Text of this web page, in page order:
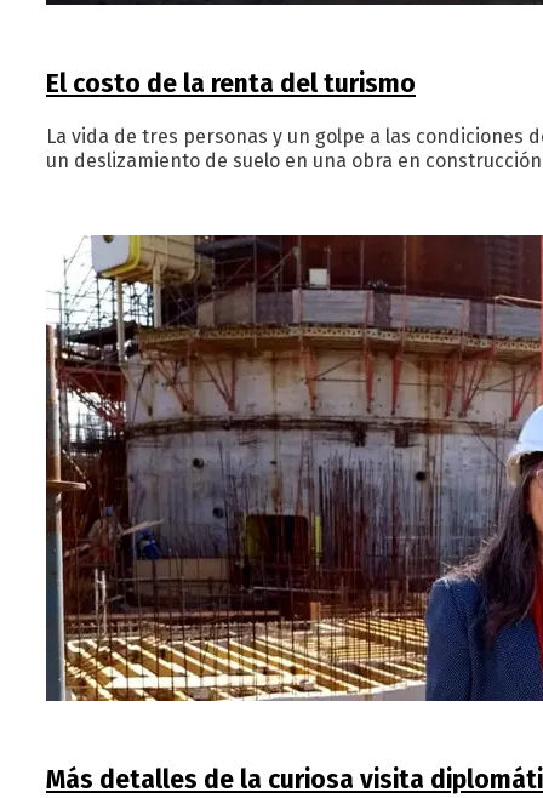
El costo de la renta del turismo
La vida de tres personas y un golpe a las
un deslizamiento de suelo en una obra en
Más detalles de la curiosa visita